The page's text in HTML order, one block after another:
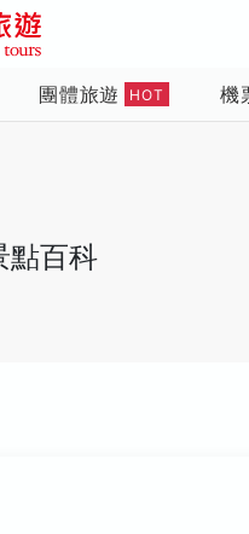
團體旅遊 HOT 機
點百科